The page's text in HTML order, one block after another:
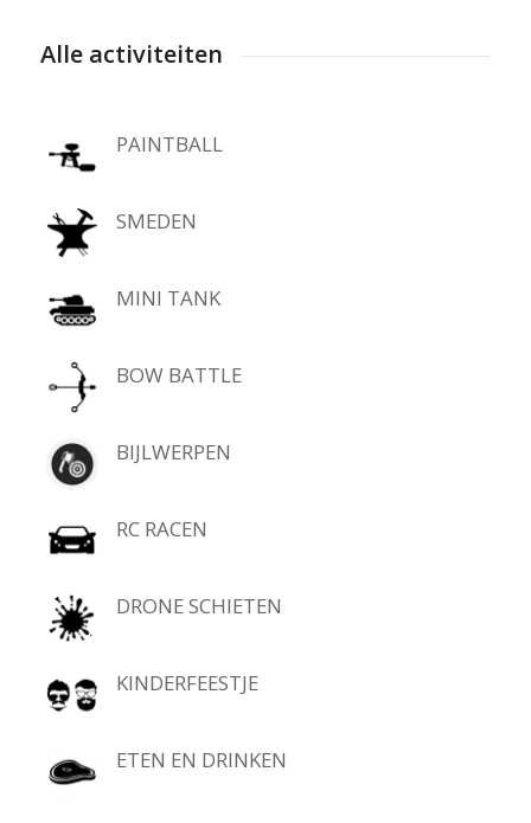
Alle activiteiten
PAINTBALL
SMEDEN
MINI TANK
BOW BATTLE
BIJLWERPEN
RC RACEN
DRONE SCHIETEN
KINDERFEESTJE
ETEN EN DRINKEN